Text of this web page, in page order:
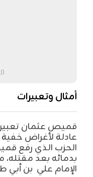
أمثال وتعبيرات
قميص عثمان
عادلة لأغراض
الحزب الذي رفع
بدمائه بعد مقتله،
الإمام علي بن أبي